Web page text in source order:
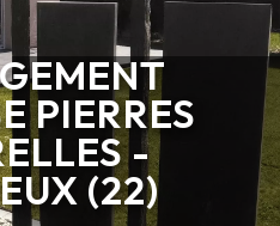
PIERRES
-
(22)